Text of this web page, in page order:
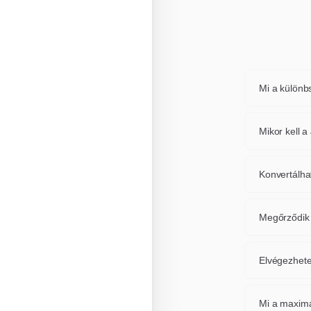
Mi a
valamint
Mikor kell
konverzió
válassza
Mi a